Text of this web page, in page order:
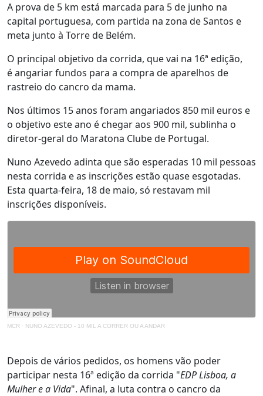
A prova de 5 km está marcada para 5 de junho na
capital portuguesa, com partida na zona de Santos e
meta junto à Torre de Belém.
O principal objetivo da corrida, que vai na 16ª edição,
é angariar fundos para a compra de aparelhos de
rastreio do cancro da mama.
Nos últimos 15 anos foram angariados 850 mil euros e
o objetivo este ano é chegar aos 900 mil, sublinha o
diretor-geral do Maratona Clube de Portugal.
Nuno Azevedo adinta que são esperadas 10 mil pessoas
nesta corrida e as inscrições estão quase esgotadas.
Esta quarta-feira, 18 de maio, só restavam mil
inscrições disponíveis.
MCR · NUNO AZEVEDO - 10 MIL A CORRER OU A ANDAR
Depois de vários pedidos, os homens vão poder
participar nesta 16ª edição da corrida "EDP Lisboa, a
Mulher e a Vida". Afinal, a luta contra o cancro da